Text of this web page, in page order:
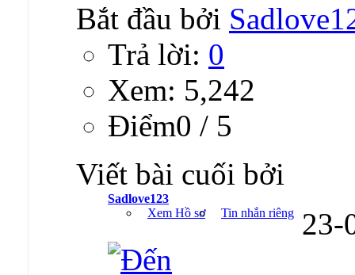
Bắt đầu bởi
Trả lời: 0
Xem: 5,242
Ðiểm0 / 5
Viết bài cuối bởi
Sadlove123
Xem Hồ sơ
Tin nhắn riêng 23-